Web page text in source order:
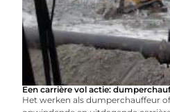
Een carrière vol actie:
Het werken als dumperchauffeur